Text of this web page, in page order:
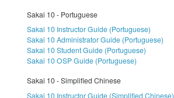
Sakai 10 - Portuguese
Sakai 10 Instructor Guide (Portuguese)
Sakai 10 Administrator Guide (Portuguese)
Sakai 10 Student Guide (Portuguese)
Sakai 10 OSP Guide (Portuguese)
Sakai 10 - Simplified Chinese
Sakai 10 Instructor Guide (Simplified Chinese)